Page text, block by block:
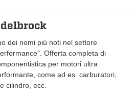
dei nomi più noti nel settore
Offerta completa di
per motori ultra
come ad es. carburatori,
cilindro, ecc.